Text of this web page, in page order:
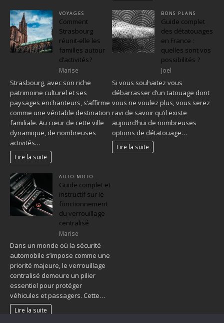
VOYAGES
Comment
Strasbourg
réunit-elle les
familles autour
d’activités?
Marise
Strasbourg, avec son riche
patrimoine culturel et ses
paysages enchanteurs, s’affirme
comme une véritable destination
familiale. Au cœur de cette ville
dynamique, de nombreuses
activités…
Lire la suite
BONS PLANS
Guide complet
des détatouages
en France :
quelles sont vos
possibilités ?
Joel
Si vous souhaitez vous
débarrasser d’un tatouage dont
vous ne voulez plus, vous serez
ravi de savoir qu’il existe
aujourd’hui de nombreuses
options de détatouage…
Lire la suite
AUTO MOTO
Guide complet et
instructif sur le
fonctionnement
du verrouillage
centralisé
Marise
Dans un monde où la sécurité
automobile s’impose comme une
priorité majeure, le verrouillage
centralisé demeure un pilier
essentiel pour protéger
véhicules et passagers. Cette…
Lire la suite